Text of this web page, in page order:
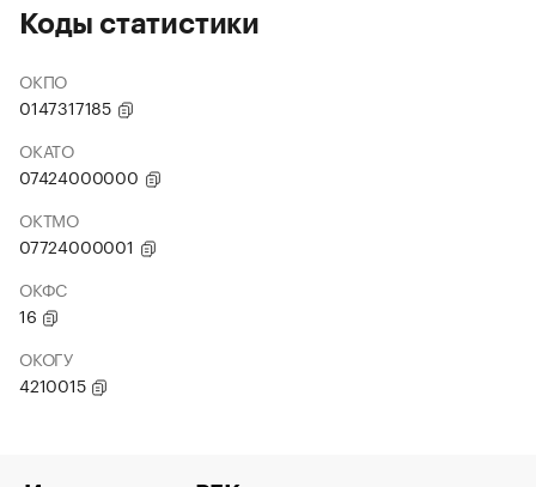
Коды статистики
ОКПО
0147317185
ОКАТО
07424000000
ОКТМО
07724000001
ОКФС
16
ОКОГУ
4210015